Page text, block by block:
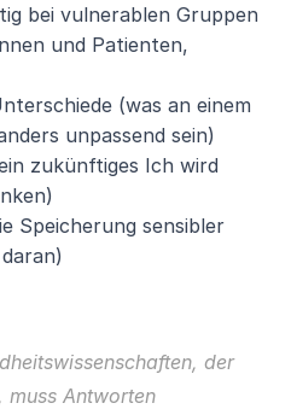
bei vulnerablen Gruppen
und Patienten,
(was an einem
unpassend sein)
zukünftiges Ich wird
Speicherung sensibler
der
muss Antworten